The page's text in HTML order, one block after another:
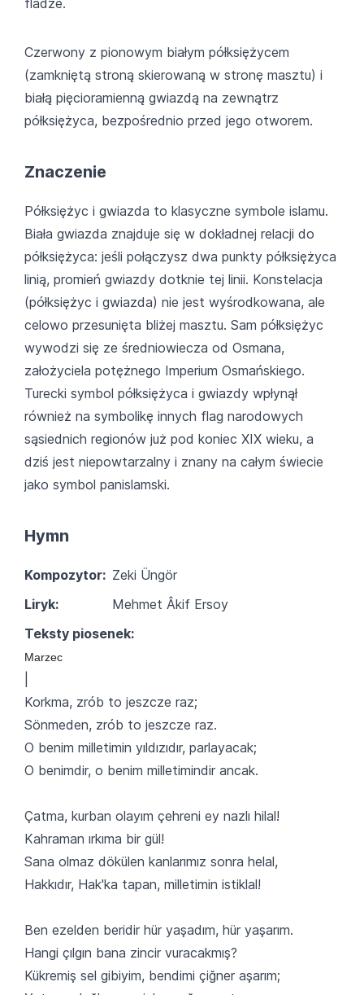
Czerwony z pionowym białym półksiężycem
(zamkniętą stroną skierowaną w stronę masztu) i
białą pięcioramienną gwiazdą na zewnątrz
półksiężyca, bezpośrednio przed jego otworem.
Znaczenie
Półksiężyc i gwiazda to klasyczne symbole islamu.
Biała gwiazda znajduje się w dokładnej relacji do
półksiężyca: jeśli połączysz dwa punkty półksiężyca
linią, promień gwiazdy dotknie tej linii. Konstelacja
(półksiężyc i gwiazda) nie jest wyśrodkowana, ale
celowo przesunięta bliżej masztu. Sam półksiężyc
wywodzi się ze średniowiecza od Osmana,
założyciela potężnego Imperium Osmańskiego.
Turecki symbol półksiężyca i gwiazdy wpłynął
również na symbolikę innych flag narodowych
sąsiednich regionów już pod koniec XIX wieku, a
dziś jest niepowtarzalny i znany na całym świecie
jako symbol panislamski.
Hymn
Kompozytor: Zeki Üngör
Liryk:
Mehmet Âkif Ersoy
Teksty piosenek:
Marzec
Korkma, zrób to jeszcze raz;
Sönmeden, zrób to jeszcze raz.
O benim milletimin yıldızıdır, parlayacak;
O benimdir, o benim milletimindir ancak.
Çatma, kurban olayım çehreni ey nazlı hilal!
Kahraman ırkıma bir gül!
Sana olmaz dökülen kanlarımız sonra helal,
Hakkıdır, Hak'ka tapan, milletimin istiklal!
Ben ezelden beridir hür yaşadım, hür yaşarım.
Hangi çılgın bana zincir vuracakmış?
Kükremiş sel gibiyim, bendimi çiğner aşarım;